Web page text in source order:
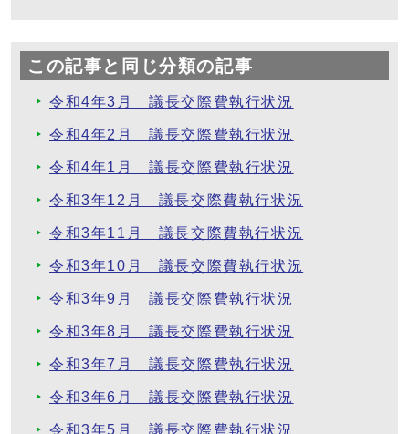
この記事と同じ分類の記事
令和4年3月 議長交際費執行状況
令和4年2月 議長交際費執行状況
令和4年1月 議長交際費執行状況
令和3年12月 議長交際費執行状況
令和3年11月 議長交際費執行状況
令和3年10月 議長交際費執行状況
令和3年9月 議長交際費執行状況
令和3年8月 議長交際費執行状況
令和3年7月 議長交際費執行状況
令和3年6月 議長交際費執行状況
令和3年5月 議長交際費執行状況